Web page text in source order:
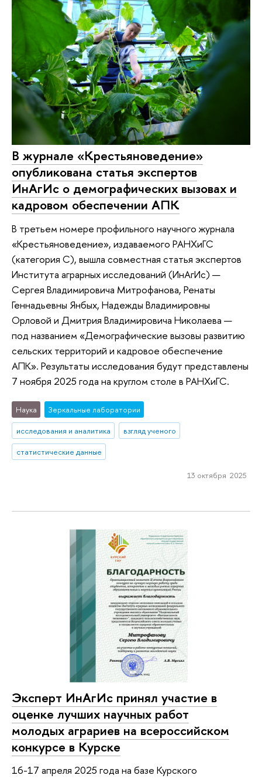
В журнале «Крестьяноведение»
опубликована статья экспертов
ИнАгИс о демографических вызовах и
кадровом обеспечении АПК
В третьем номере профильного научного журнала
«Крестьяноведение», издаваемого РАНХиГС
(категория С), вышла совместная статья экспертов
Института аграрных исследований (ИнАгИс) —
Сергея Владимировича Митрофанова, Ренаты
Геннадьевны Янбых, Надежды Владимировны
Орловой и Дмитрия Владимировича Николаева —
под названием «Демографические вызовы развитию
сельских территорий и кадровое обеспечение
АПК». Результаты исследования будут представлены
7 ноября 2025 года на круглом столе в РАНХиГС.
Наука
Зеркальные лаборатории
исследования и аналитика
взгляд ученого
статистические данные
13 октября 2025
Эксперт ИнАгИс принял участие в
оценке лучших научных работ
молодых аграриев на всероссийском
конкурсе в Курске
16-17 апреля 2025 года на базе Курского